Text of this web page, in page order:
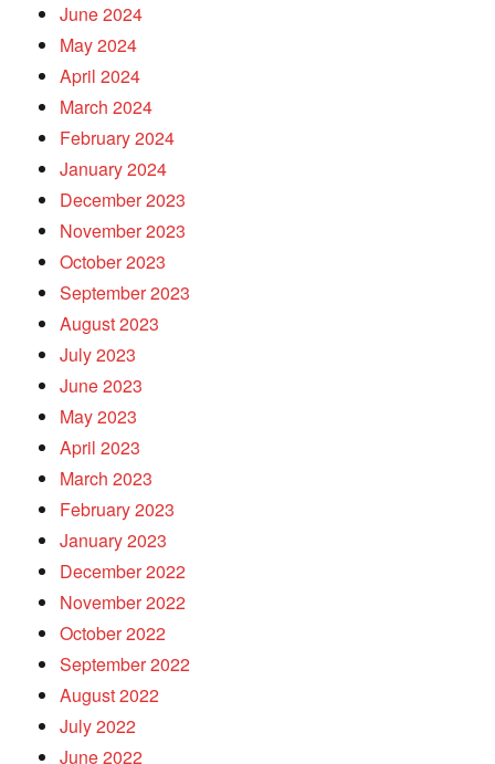
June 2024
May 2024
April 2024
March 2024
February 2024
January 2024
December 2023
November 2023
October 2023
September 2023
August 2023
July 2023
June 2023
May 2023
April 2023
March 2023
February 2023
January 2023
December 2022
November 2022
October 2022
September 2022
August 2022
July 2022
June 2022